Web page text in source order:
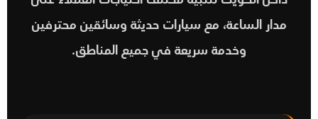
مدار الساعة، مع سيارات حديثة وسائقين محترفين
وخدمة سريعة في جميع المناطق.